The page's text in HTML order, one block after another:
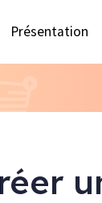
Présentation